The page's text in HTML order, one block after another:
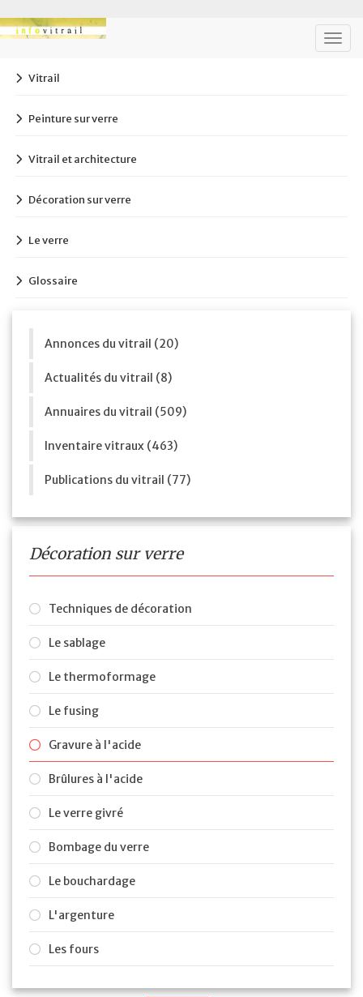
Vitrail
Peinture sur verre
Vitrail et architecture
Décoration sur verre
Le verre
Glossaire
Annonces du vitrail (20)
Actualités du vitrail (8)
Annuaires du vitrail (509)
Inventaire vitraux (463)
Publications du vitrail (77)
Décoration sur verre
Techniques de décoration
Le sablage
Le thermoformage
Le fusing
Gravure à l'acide
Brûlures à l'acide
Le verre givré
Bombage du verre
Le bouchardage
L'argenture
Les fours